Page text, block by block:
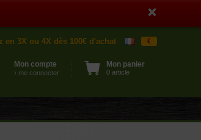
en 3X ou 4X dès 100€ d'achat €
Mon compte
› me connecter
Mon panier
0 article